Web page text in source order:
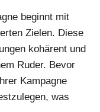
beginnt mit
Zielen. Diese
kohärent und
Ruder. Bevor
Kampagne
was